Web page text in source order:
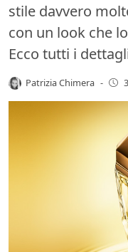
stile davvero
con un look che
Ecco tutti i
Patrizia Chimera -